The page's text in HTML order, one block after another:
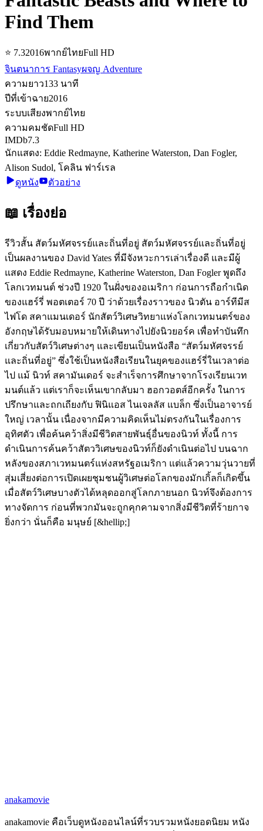
Find Them
⭐ 7.32016พากย์ไทยFull HD
จินตนาการ Fantasyผจญ Adventure
ความยาว133 นาที
ปีที่เข้าฉาย2016
ระบบเสียงพากย์ไทย
ความคมชัดFull HD
IMDb7.3
นักแสดง: Eddie Redmayne, Katherine Waterston, Dan Fogler,
Alison Sudol, โคลิน ฟาร์เรล
ดูหนัง
ตัวอย่าง
📖 เรื่องย่อ
รีวิวสั้น สัตว์มหัศจรรย์และถิ่นที่อยู่ สัตว์มหัศจรรย์และถิ่นที่อยู่
เป็นผลงานของ David Yates ที่มีจังหวะการเล่าเรื่องดี และมีผู้
แสดง Eddie Redmayne, Katherine Waterston, Dan Fogler พูดถึง
โลกเวทมนต์ ช่วงปี 1920 ในฝั่งของอเมริกา ก่อนการถือกำเนิด
ของแฮร์รี่ พอตเตอร์ 70 ปี ว่าด้วยเรื่องราวของ นิวตัน อาร์ทีมีส
ไฟโด สคาแมนเดอร์ นักสัตว์วิเศษวิทยาแห่งโลกเวทมนตร์ของ
อังกฤษได้รับมอบหมายให้เดินทางไปยังนิวยอร์ค เพื่อทำบันทึก
เกี่ยวกับสัตว์วิเศษต่างๆ และเขียนเป็นหนังสือ “สัตว์มหัศจรรย์
และถิ่นที่อยู่” ซึ่งใช้เป็นหนังสือเรียนในยุคของแฮร์รี่ในเวลาต่อ
ไป แม้ นิวท์ สคามันเดอร์ จะสำเร็จการศึกษาจากโรงเรียนเวท
มนต์แล้ว แต่เราก็จะเห็นเขากลับมา ฮอกวอตส์อีกครั้ง ในการ
ปรึกษาและถกเถียงกับ ฟินิแอส ไนเจลลัส แบล็ก ซึ่งเป็นอาจารย์
ใหญ่ เวลานั้น เนื่องจากมีความคิดเห็นไม่ตรงกันในเรื่องการ
อุทิศตัว เพื่อค้นคว้าสิ่งมีชีวิตสายพันธุ์อื่นของนิวท์ ทั้งนี้ การ
ดำเนินการค้นคว้าสัตววิเศษของนิวท์ก็ยังดำเนินต่อไป บนฉาก
หลังของสภาเวทมนตร์แห่งสหรัฐอเมริกา แต่แล้วความวุ่นวายที่
สุ่มเสี่ยงต่อการเปิดเผยชุมชนผู้วิเศษต่อโลกของมักเกิ้ลก็เกิดขึ้น
เมื่อสัตว์วิเศษบางตัวได้หลุดออกสู่โลกภายนอก นิวท์จึงต้องการ
ทางจัดการ ก่อนที่พวกมันจะถูกคุกคามจากสิ่งมีชีวิตที่ร้ายกาจ
ยิ่งกว่า นั่นก็คือ มนุษย์ [&hellip;]
anakamovie
anakamovie คือเว็บดูหนังออนไลน์ที่รวบรวมหนังยอดนิยม หนัง